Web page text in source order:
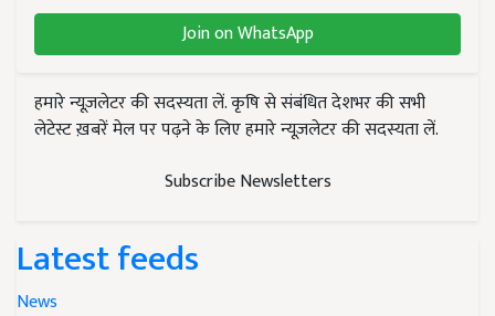
Join on WhatsApp
हमारे न्यूज़लेटर की सदस्यता लें. कृषि से संबंधित देशभर की सभी
लेटेस्ट ख़बरें मेल पर पढ़ने के लिए हमारे न्यूज़लेटर की सदस्यता लें.
Subscribe Newsletters
Latest feeds
News